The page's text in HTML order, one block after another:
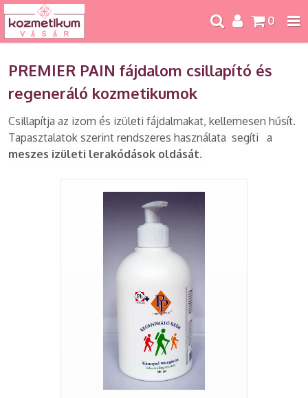
0
PREMIER PAIN fájdalom csillapító és
regeneráló kozmetikumok
Csillapítja az izom és izületi fájdalmakat, kellemesen hűsít.
Tapasztalatok szerint rendszeres használata segíti a
meszes izületi lerakódások oldását.